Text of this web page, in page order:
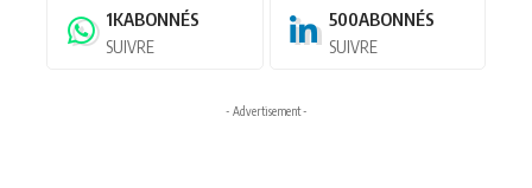
1KABONNÉS
SUIVRE
500ABONNÉS
SUIVRE
- Advertisement -